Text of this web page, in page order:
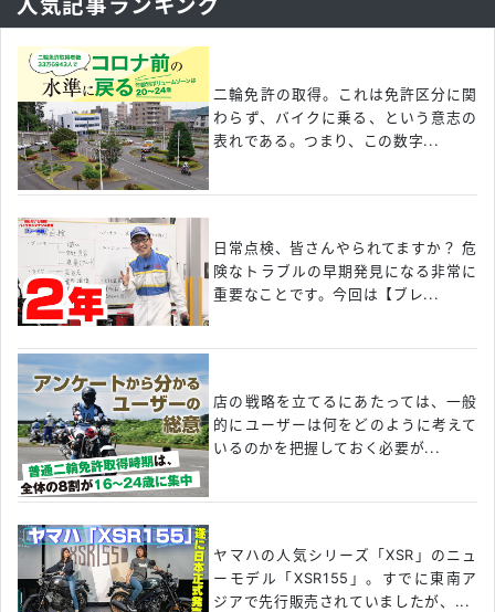
二輪免許の取得。これは免許区分に関
わらず、バイクに乗る、という意志の
表れである。つまり、この数字...
日常点検、皆さんやられてますか？ 危
険なトラブルの早期発見になる非常に
重要なことです。今回は【ブレ...
店の戦略を立てるにあたっては、一般
的にユーザーは何をどのように考えて
いるのかを把握しておく必要が...
ヤマハの人気シリーズ「XSR」のニュ
ーモデル「XSR155」。すでに東南ア
ジアで先行販売されていましたが、...